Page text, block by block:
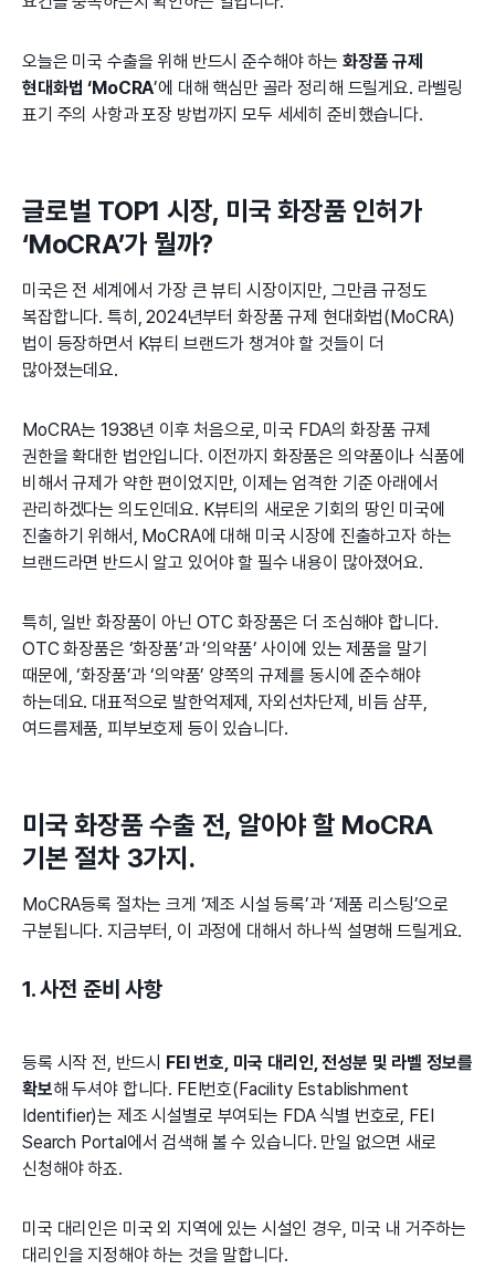
오늘은 미국 수출을 위해 반드시 준수해야 하는 화장품 규제
현대화법 ‘MoCRA’에 대해 핵심만 골라 정리해 드릴게요. 라벨링
표기 주의 사항과 포장 방법까지 모두 세세히 준비했습니다.
글로벌 TOP1 시장, 미국 화장품 인허가
‘MoCRA’가 뭘까?
미국은 전 세계에서 가장 큰 뷰티 시장이지만, 그만큼 규정도
복잡합니다. 특히, 2024년부터 화장품 규제 현대화법(MoCRA)
법이 등장하면서 K뷰티 브랜드가 챙겨야 할 것들이 더
많아졌는데요.
MoCRA는 1938년 이후 처음으로, 미국 FDA의 화장품 규제
권한을 확대한 법안입니다. 이전까지 화장품은 의약품이나 식품에
비해서 규제가 약한 편이었지만, 이제는 엄격한 기준 아래에서
관리하겠다는 의도인데요. K뷰티의 새로운 기회의 땅인 미국에
진출하기 위해서, MoCRA에 대해 미국 시장에 진출하고자 하는
브랜드라면 반드시 알고 있어야 할 필수 내용이 많아졌어요.
특히, 일반 화장품이 아닌 OTC 화장품은 더 조심해야 합니다.
OTC 화장품은 ‘화장품’과 ‘의약품’ 사이에 있는 제품을 말기
때문에, ‘화장품’과 ‘의약품’ 양쪽의 규제를 동시에 준수해야
하는데요. 대표적으로 발한억제제, 자외선차단제, 비듬 샴푸,
여드름제품, 피부보호제 등이 있습니다.
미국 화장품 수출 전, 알아야 할 MoCRA
기본 절차 3가지.
MoCRA등록 절차는 크게 ‘제조 시설 등록’과 ‘제품 리스팅’으로
구분됩니다. 지금부터, 이 과정에 대해서 하나씩 설명해 드릴게요.
1. 사전 준비 사항
등록 시작 전, 반드시 FEI 번호, 미국 대리인, 전성분 및 라벨 정보를
확보해 두셔야 합니다. FEI번호(Facility Establishment
Identifier)는 제조 시설별로 부여되는 FDA 식별 번호로, FEI
Search Portal에서 검색해 볼 수 있습니다. 만일 없으면 새로
신청해야 하죠.
미국 대리인은 미국 외 지역에 있는 시설인 경우, 미국 내 거주하는
대리인을 지정해야 하는 것을 말합니다.